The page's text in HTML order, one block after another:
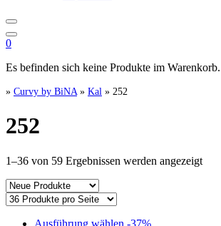
0
Es befinden sich keine Produkte im Warenkorb.
» Curvy by BiNA » Kal » 252
252
1–36 von 59 Ergebnissen werden angezeigtNach
Ausführung wählen Dieses
-37%